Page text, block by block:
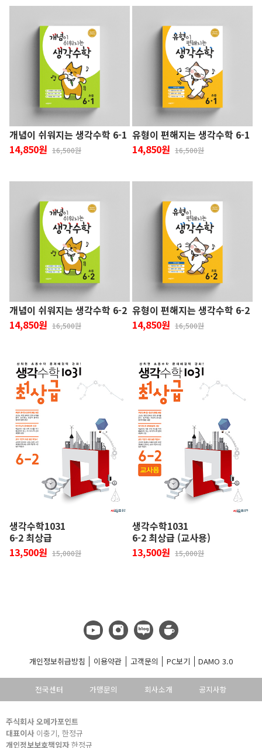
개념이 쉬워지는 생각수학 6-1
14,850원 16,500원
유형이 편해지는 생각수학 6-1
14,850원 16,500원
개념이 쉬워지는 생각수학 6-2
14,850원 16,500원
유형이 편해지는 생각수학 6-2
14,850원 16,500원
생각수학1031
6-2 최상급
13,500원 15,000원
생각수학1031
6-2 최상급 (교사용)
13,500원 15,000원
개인정보취급방침 이용약관 고객문의 PC보기 DAMO 3.0
전국센터 가맹문의 회사소개 공지사항
주식회사 오메가포인트
대표이사이충기, 한정규
개인정보보호책임자한정규